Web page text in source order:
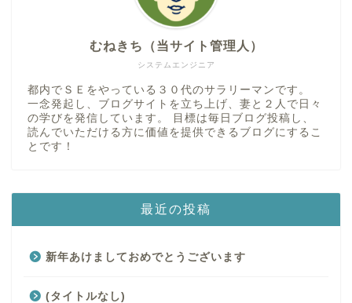
システムエンジニア
むねきち（当サイト管理人）
都内でＳＥをやっている３０代のサラリーマンです。
一念発起し、ブログサイトを立ち上げ、妻と２人で日々
の学びを発信しています。 目標は毎日ブログ投稿し、
読んでいただける方に価値を提供できるブログにするこ
とです！
最近の投稿
新年あけましておめでとうございます
(タイトルなし)